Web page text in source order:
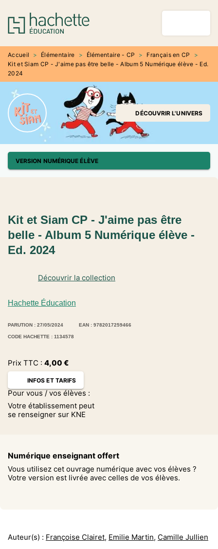
MENU RECHERCHE
PIED DE PAGE
Accueil > Élémentaire > Élémentaire - CP > Français en CP
>
Kit et Siam CP - J'aime pas être belle - Album 5 Numérique élève - Ed.
2024
DÉCOUVRIR L'UNIVERS
VERSION NUMÉRIQUE ÉLÈVE
Hachette Éducation
Découvrir la collection
Kit et Siam CP - J'aime pas être
belle - Album 5 Numérique élève -
Ed. 2024
PARUTION : 27/05/2024 EAN : 9782017259466
CODE HACHETTE : 1134578
Prix TTC : 4,00 €
INFOS ET TARIFS
Pour vous / vos élèves :
Votre établissement peut
se renseigner sur KNE
Numérique enseignant offert
Vous utilisez cet ouvrage numérique avec vos élèves ?
Votre version est livrée avec celles de vos élèves.
Auteur(s) : Françoise Clairet, Emilie Martin, Camille Jullien